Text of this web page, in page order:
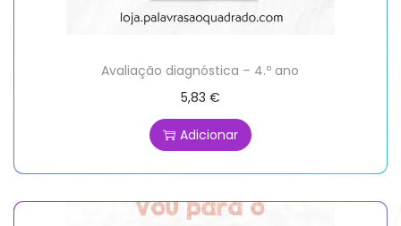
Avaliação diagnóstica – 4.º ano
5,83 €
Adicionar